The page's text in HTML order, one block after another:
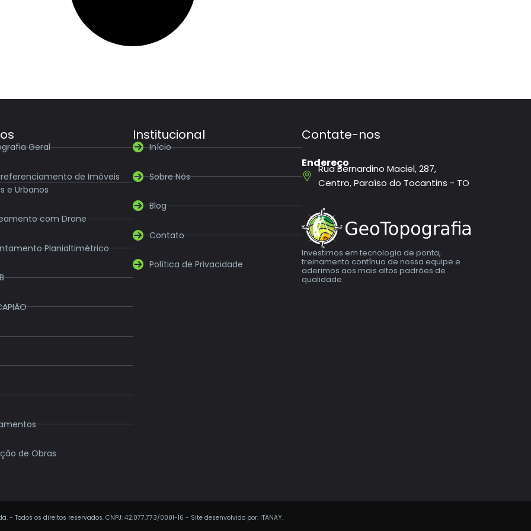
Geral
de Imóveis
e Urbanos
com Drone
Planialtimétrico
de Obras
Institucional
Início
Sobre Nós
Blog
Contato
Política de Privacidade
Contate-nos
Endereço
Rua Bernardino Maciel, 287,
Centro, Paraíso do Tocantins - TO
Investimos em tecnologia de ponta,
treinamento contínuo de nossa equipe e
aderimos aos mais altos padrões de
qualidade.
- Todos os direitos reservados. CNPJ: 42.077.773/0001-16 - Site desenvolvido por: ITANAY.